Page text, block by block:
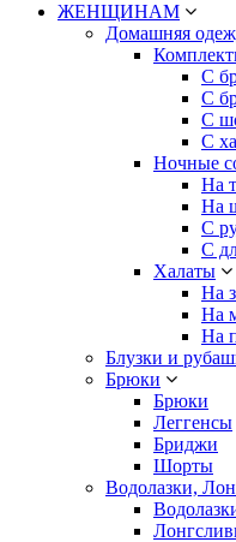
ЖЕНЩИНАМ
Домашняя
С
С
С
С
Ночные
На
На
С
С
Халаты
На
На
На
Блузки и
Брюки
Брюки
Леггенсы
Бриджи
Шорты
Водолазки,